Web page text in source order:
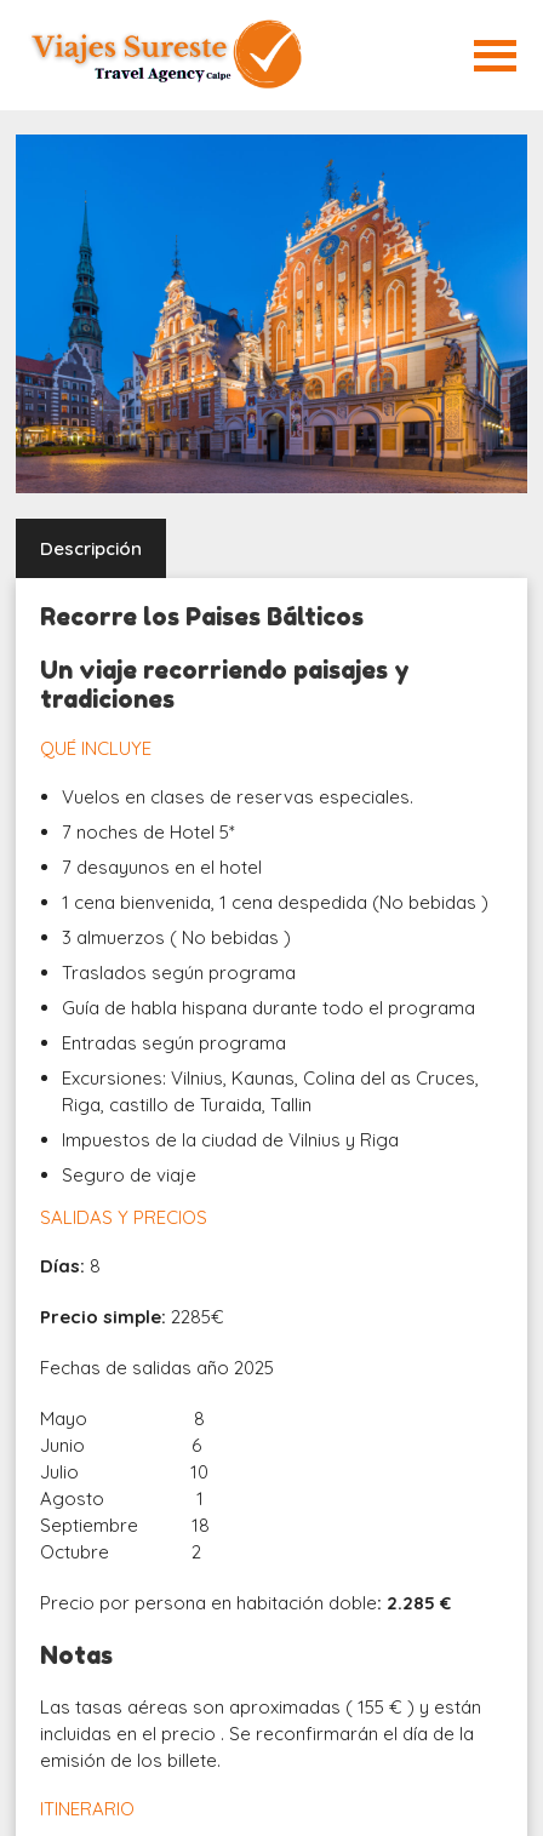
Descripción
Recorre los Paises Bálticos
Un viaje recorriendo paisajes y
tradiciones
QUÉ INCLUYE
Vuelos en clases de reservas especiales.
7 noches de Hotel 5*
7 desayunos en el hotel
1 cena bienvenida, 1 cena despedida (No bebidas )
3 almuerzos ( No bebidas )
Traslados según programa
Guía de habla hispana durante todo el programa
Entradas según programa
Excursiones: Vilnius, Kaunas, Colina del as Cruces,
Riga, castillo de Turaida, Tallin
Impuestos de la ciudad de Vilnius y Riga
Seguro de viaje
SALIDAS Y PRECIOS
Días: 8
Precio simple: 2285€
Fechas de salidas año 2025
Mayo 8
Junio 6
Julio 10
Agosto 1
Septiembre 18
Octubre 2
Precio por persona en habitación doble: 2.285 €
Notas
Las tasas aéreas son aproximadas ( 155 € ) y están
incluidas en el precio . Se reconfirmarán el día de la
emisión de los billete.
ITINERARIO